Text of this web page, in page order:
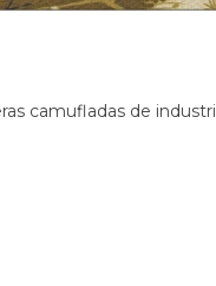
camufladas de